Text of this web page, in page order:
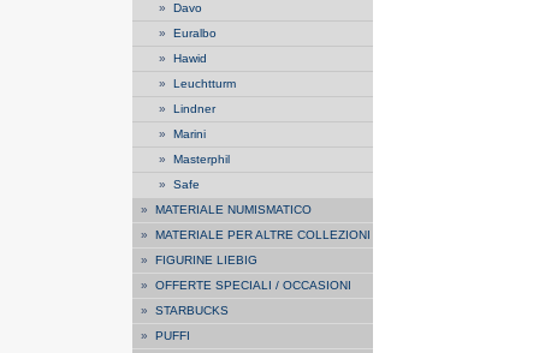
» Davo
» Euralbo
» Hawid
» Leuchtturm
» Lindner
» Marini
» Masterphil
» Safe
» MATERIALE NUMISMATICO
» MATERIALE PER ALTRE COLLEZIONI
» FIGURINE LIEBIG
» OFFERTE SPECIALI / OCCASIONI
» STARBUCKS
» PUFFI